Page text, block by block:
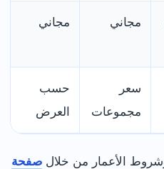
مجاني مجاني
سعر
مجموعات
حسب
العرض
الأعمار من خلال صفحة